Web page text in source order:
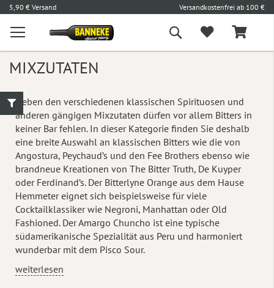
5,90 € Versand Versandkostenfrei ab 100 €
Suche
MIXZUTATEN
Neben den verschiedenen klassischen Spirituosen und
anderen gängigen Mixzutaten dürfen vor allem Bitters in
keiner Bar fehlen. In dieser Kategorie finden Sie deshalb
eine breite Auswahl an klassischen Bitters wie die von
Angostura, Peychaud’s und den Fee Brothers ebenso wie
brandneue Kreationen von The Bitter Truth, De Kuyper
oder Ferdinand’s. Der Bitterlyne Orange aus dem Hause
Hemmeter eignet sich beispielsweise für viele
Cocktailklassiker wie Negroni, Manhattan oder Old
Fashioned. Der Amargo Chuncho ist eine typische
südamerikanische Spezialität aus Peru und harmoniert
wunderbar mit dem Pisco Sour.
weiterlesen